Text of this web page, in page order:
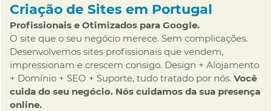
Criação de Sites em Portugal
Profissionais e Otimizados para Google.
O site que o seu negócio merece. Sem complicações.
Desenvolvemos sites profissionais que vendem,
impressionam e crescem consigo. Design + Alojamento
+ Domínio + SEO + Suporte, tudo tratado por nós. Você
cuida do seu negócio. Nós cuidamos da sua presença
online.